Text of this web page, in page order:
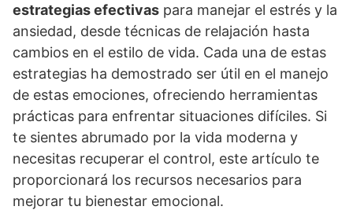
estrategias efectivas para manejar el estrés y la
ansiedad, desde técnicas de relajación hasta
cambios en el estilo de vida. Cada una de estas
estrategias ha demostrado ser útil en el manejo
de estas emociones, ofreciendo herramientas
prácticas para enfrentar situaciones difí­ciles. Si
te sientes abrumado por la vida moderna y
necesitas recuperar el control, este artí­culo te
proporcionará los recursos necesarios para
mejorar tu bienestar emocional.